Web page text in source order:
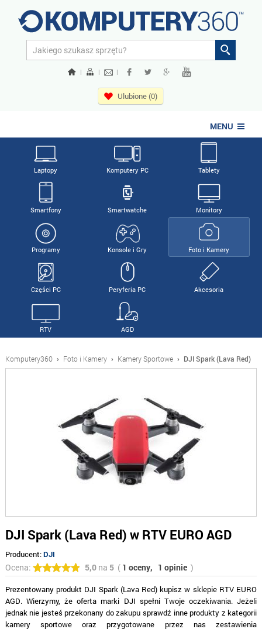
| | |
Ulubione (0)
MENU
Laptopy Komputery PC Tablety
Smartfony Smartwatche Monitory
Programy Konsole i Gry Foto i Kamery
Części PC Peryferia PC Akcesoria
RTV AGD
Komputery360 › Foto i Kamery › Kamery Sportowe › DJI Spark (Lava Red)
DJI Spark (Lava Red) w RTV EURO AGD
Producent:DJI
Ocena: 5,0na 5( 1 oceny, 1 opinie )
Prezentowany produkt DJI Spark (Lava Red) kupisz w sklepie RTV EURO
AGD. Wierzymy, że oferta marki DJI spełni Twoje oczekiwania. Jeżeli
jednak nie jesteś przekonany do zakupu sprawdź inne produkty z kategorii
kamery sportowe oraz przygotowane przez nas zestawienia